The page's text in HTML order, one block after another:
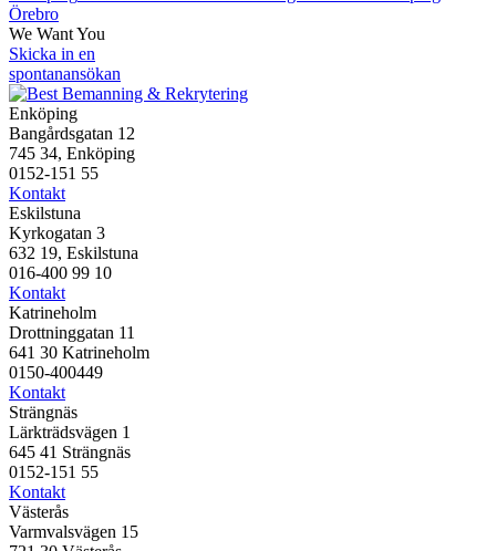
Örebro
We Want You
Skicka in en
spontanansökan
Enköping
Bangårdsgatan 12
745 34, Enköping
0152-151 55
Kontakt
Eskilstuna
Kyrkogatan 3
632 19, Eskilstuna
016-400 99 10
Kontakt
Katrineholm
Drottninggatan 11
641 30 Katrineholm
0150-400449
Kontakt
Strängnäs
Lärkträdsvägen 1
645 41 Strängnäs
0152-151 55
Kontakt
Västerås
Varmvalsvägen 15